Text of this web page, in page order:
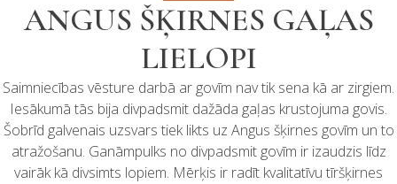
ANGUS ŠĶIRNES GAĻAS
LIELOPI
Saimniecības vēsture darbā ar govīm nav tik sena kā ar zirgiem.
Iesākumā tās bija divpadsmit dažāda gaļas krustojuma govis.
Šobrīd galvenais uzsvars tiek likts uz Angus šķirnes govīm un to
atražošanu. Ganāmpulks no divpadsmit govīm ir izaudzis līdz
vairāk kā divsimts lopiem. Mērķis ir radīt kvalitatīvu tīršķirnes